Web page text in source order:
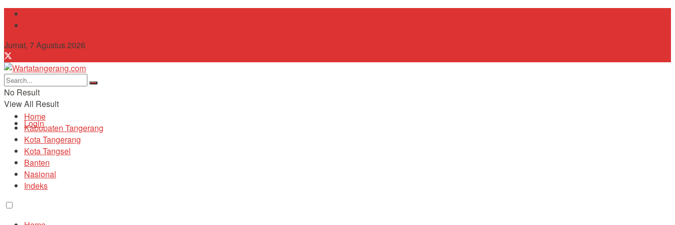
Jumat, 7 Agustus 2026
No Result
View All Result
Login
Home
Kabupaten Tangerang
Kota Tangerang
Kota Tangsel
Banten
Nasional
Indeks